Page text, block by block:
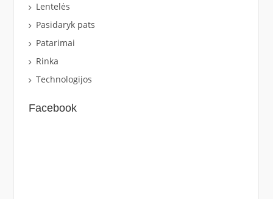
Lentelės
Pasidaryk pats
Patarimai
Rinka
Technologijos
Facebook